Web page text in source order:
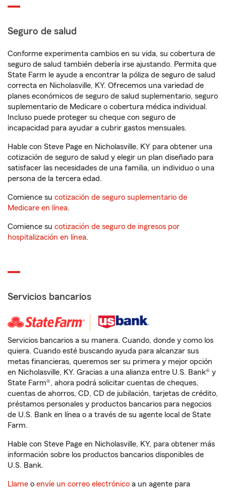
Seguro de salud
Conforme experimenta cambios en su vida, su cobertura de
seguro de salud también debería irse ajustando. Permita que
State Farm le ayude a encontrar la póliza de seguro de salud
correcta en Nicholasville, KY. Ofrecemos una variedad de
planes económicos de seguro de salud suplementario, seguro
suplementario de Medicare o cobertura médica individual.
Incluso puede proteger su cheque con seguro de
incapacidad para ayudar a cubrir gastos mensuales.
Hable con Steve Page en Nicholasville, KY para obtener una
cotización de seguro de salud y elegir un plan diseñado para
satisfacer las necesidades de una familia, un individuo o una
persona de la tercera edad.
Comience su cotización de seguro suplementario de
Medicare en línea.
Comience su cotización de seguro de ingresos por
hospitalización en línea.
Servicios bancarios
Servicios bancarios a su manera. Cuando, donde y como los
quiera. Cuando esté buscando ayuda para alcanzar sus
metas financieras, queremos ser su primera y mejor opción
en Nicholasville, KY. Gracias a una alianza entre U.S. Bank® y
State Farm®, ahora podrá solicitar cuentas de cheques,
cuentas de ahorros, CD, CD de jubilación, tarjetas de crédito,
préstamos personales y productos bancarios para negocios
de U.S. Bank en línea o a través de su agente local de State
Farm.
Hable con Steve Page en Nicholasville, KY, para obtener más
información sobre los productos bancarios disponibles de
U.S. Bank.
Llame o envíe un correo electrónico a un agente para